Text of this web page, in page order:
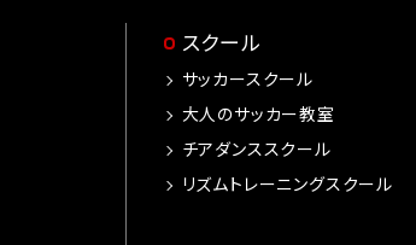
スクール
サッカースクール
大人のサッカー教室
チアダンススクール
リズムトレーニングスクール